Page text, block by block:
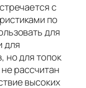
с
по
для
для
но для топок
рассчитан
высоких